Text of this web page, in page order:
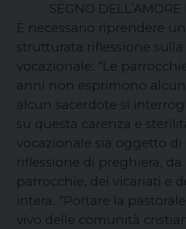
SEGNO DELL’AMORE
È necessario riprendere
strutturata riflessione sulla
vocazionale: “Le
anni non esprimono
alcun sacerdote si
su questa carenza e
vocazionale sia oggetto di
riflessione di preghiera,
parrocchie, dei vicariati e
intera. “Portare la
vivo delle comunità